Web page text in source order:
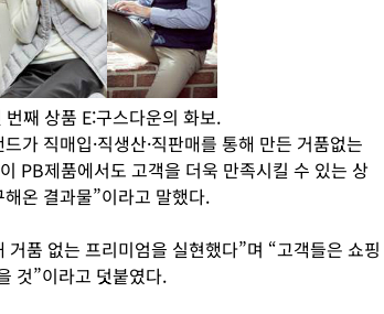
째 상품 E:구스다운의 화보.
가 직매입·직생산·직판매를 통해 만든 거품없는
PB제품에서도 고객을 더욱 만족시킬 수 있는 상
온 결과물”이라고 말했다.
품 없는 프리미엄을 실현했다”며 “고객들은 쇼핑
것”이라고 덧붙였다.